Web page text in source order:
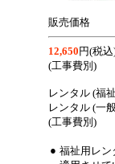
販売価格
12,650 円(税
(工事費別)
レンタル (福
レンタル (一
(工事費別)
● 福祉用レン